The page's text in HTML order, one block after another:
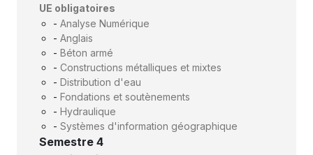
UE obligatoires
- Analyse Numérique
- Anglais
- Béton armé
- Constructions métalliques et mixtes
- Distribution d'eau
- Fondations et soutènements
- Hydraulique
- Systèmes d'information géographique
Semestre 4